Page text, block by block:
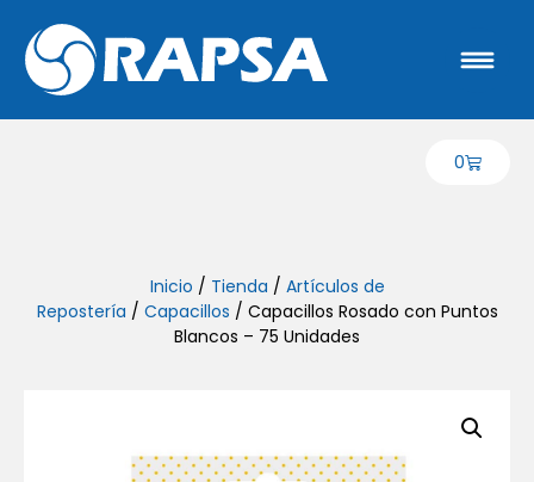
0
Inicio / Tienda / Artículos de
Repostería / Capacillos / Capacillos Rosado con Puntos
Blancos – 75 Unidades